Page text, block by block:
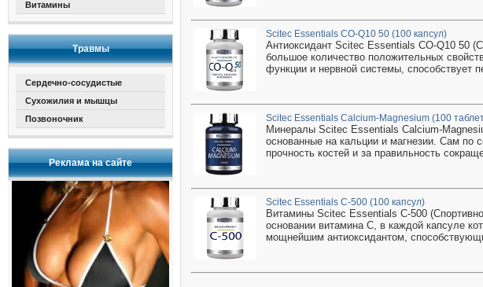
Витамины
Травмы
Сердечно-сосудистые
Сухожилия и мышцы
Позвоночник
Реклама на сайте
Scitec Essentials CO-Q10 50 (100 капсул)
Антиоксидант Scitec Essentials CO-Q10 50
большое количество положительных
функции и нервной системы, способствует
Scitec Essentials Calcium-Magnesium (100
Минералы Scitec Essentials Calcium-
основанные на кальции и магнезии. Сам по
прочность костей и за правильность
Scitec Essentials C-500 (100 капсул)
Витамины Scitec Essentials C-500
основании витамина С, в каждой капсуле
мощнейшим антиоксидантом,